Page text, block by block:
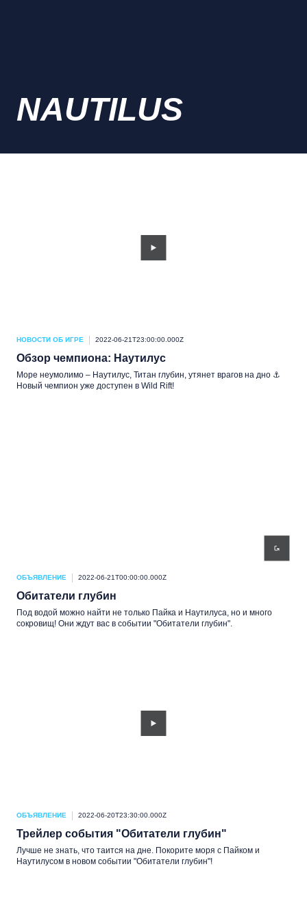
NAUTILUS
НОВОСТИ ОБ ИГРЕ 2022-06-21T23:00:00.000Z
Обзор чемпиона: Наутилус
Море неумолимо – Наутилус, Титан глубин, утянет врагов на дно ⚓
Новый чемпион уже доступен в Wild Rift!
ОБЪЯВЛЕНИЕ 2022-06-21T00:00:00.000Z
Обитатели глубин
Под водой можно найти не только Пайка и Наутилуса, но и много
сокровищ! Они ждут вас в событии "Обитатели глубин".
ОБЪЯВЛЕНИЕ 2022-06-20T23:30:00.000Z
Трейлер события "Обитатели глубин"
Лучше не знать, что таится на дне. Покорите моря с Пайком и
Наутилусом в новом событии "Обитатели глубин"!